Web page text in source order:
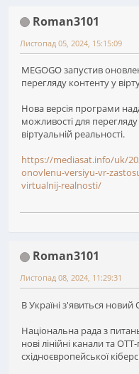
Roman3101
Листопад 05, 2024, 15:15:09
MEGOGO запустив
перегляду контенту у
Нова версія програми
можливості для перегляду
віртуальній реальності.
https://mediasat.info/uk/
onovlenu-versiyu-vr-
virtualnij-realnosti/
Roman3101
Листопад 08, 2024, 11:29:31
В Україні з'явиться новий
Національна рада з
нові лінійні канали та
східноєвропейської